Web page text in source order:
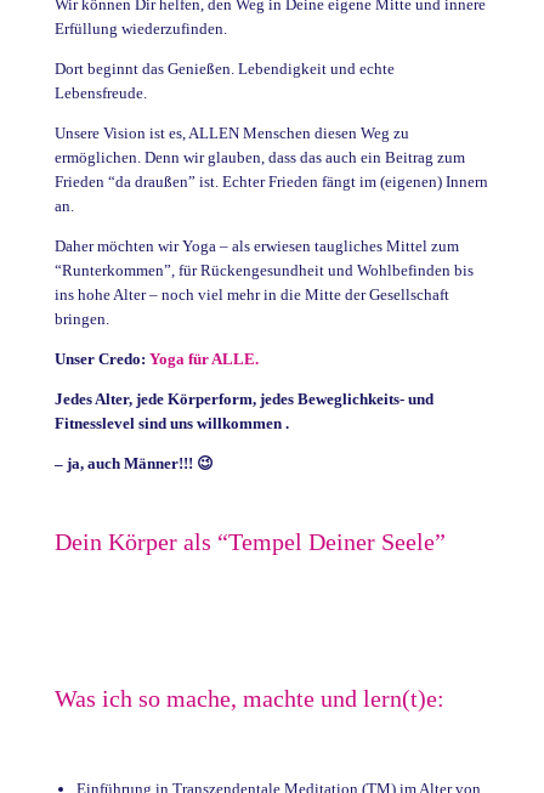
Wir können Dir helfen, den Weg in Deine eigene Mitte und innere
Erfüllung wiederzufinden.
Dort beginnt das Genießen. Lebendigkeit und echte
Lebensfreude.
Unsere Vision ist es, ALLEN Menschen diesen Weg zu
ermöglichen. Denn wir glauben, dass das auch ein Beitrag zum
Frieden “da draußen” ist. Echter Frieden fängt im (eigenen) Innern
an.
Daher möchten wir Yoga – als erwiesen taugliches Mittel zum
“Runterkommen”, für Rückengesundheit und Wohlbefinden bis
ins hohe Alter – noch viel mehr in die Mitte der Gesellschaft
bringen.
Unser Credo: Yoga für ALLE.
Jedes Alter, jede Körperform, jedes Beweglichkeits- und
Fitnesslevel sind uns willkommen .
– ja, auch Männer!!! 😉
Dein Körper als “Tempel Deiner Seele”
Was ich so mache, machte und lern(t)e:
Einführung in Transzendentale Meditation (TM) im Alter von